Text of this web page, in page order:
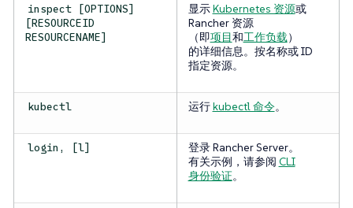
inspect [OPTIONS]
[RESOURCEID
RESOURCENAME]
显示Kubernetes 资源或
Rancher 资源
（即项目和工作负载）
的详细信息。按名称或 ID
指定资源。
kubectl 运行kubectl 命令。
login, [l]
登录 Rancher Server。
有关示例，请参阅 CLI
身份验证。